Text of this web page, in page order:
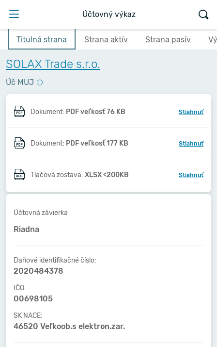
Účtovný výkaz
Titulná strana Strana aktív Strana pasív
SOLAX Trade s.r.o.
Úč MUJ
Dokument: PDF veľkosť 76 KB Stiahnuť
Dokument: PDF veľkosť 177 KB Stiahnuť
Tlačová zostava: XLSX <200KB Stiahnuť
Účtovná závierka
Riadna
Daňové identifikačné číslo:
2020484378
IČO:
00698105
SK NACE:
46520 Veľkoob.s elektron.zar.